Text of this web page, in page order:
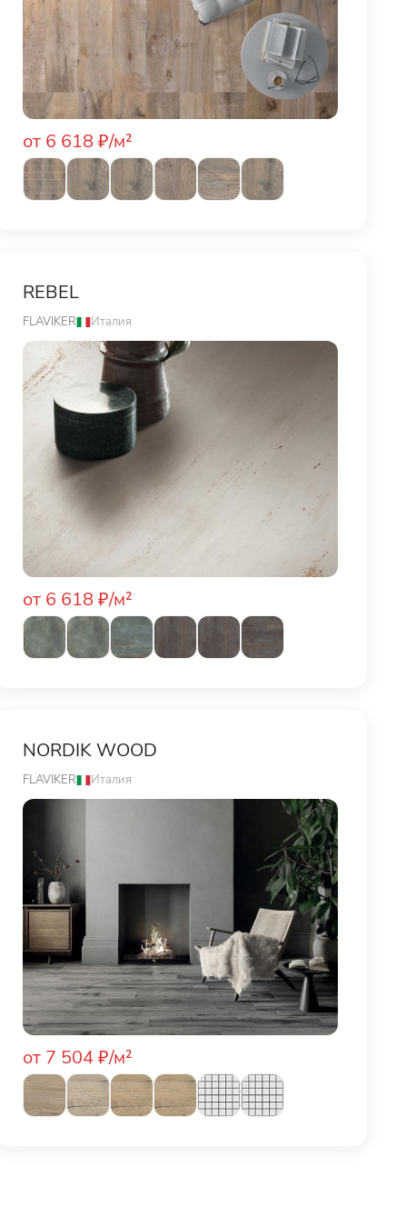
от 6 618 ₽/м²
REBEL
FLAVIKER Италия
от 6 618 ₽/м²
NORDIK WOOD
FLAVIKER Италия
от 7 504 ₽/м²